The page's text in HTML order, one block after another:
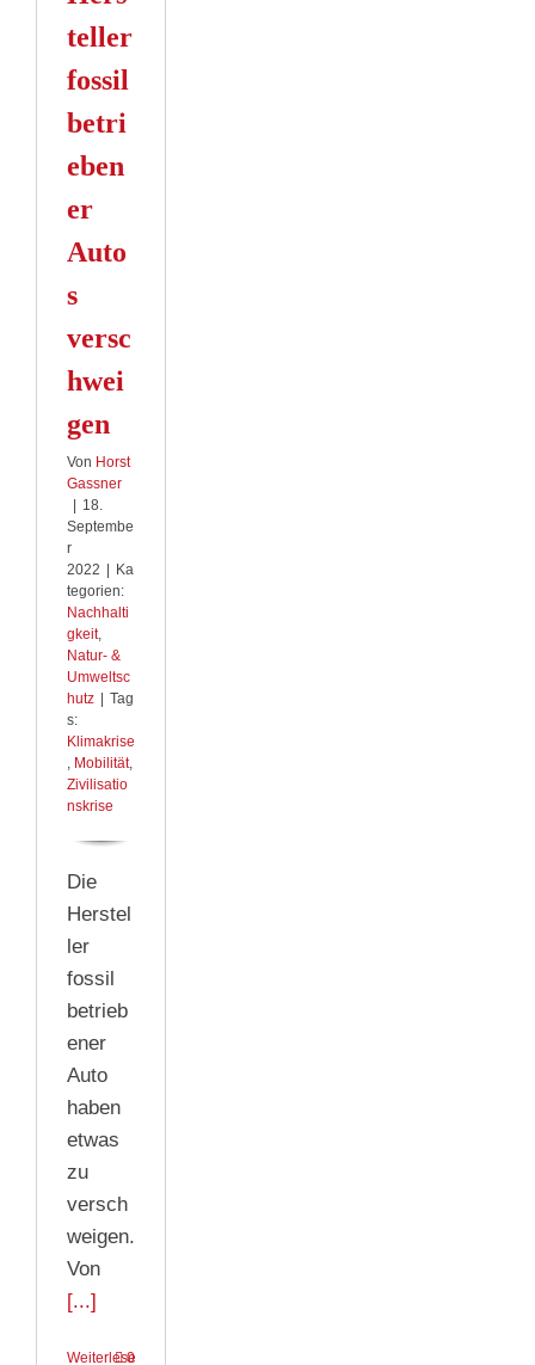
teller
fossil
betri
eben
er
Auto
s
versc
hwei
gen
Von Horst
Gassner
| 18.
Septembe
r
2022 | Ka
tegorien:
Nachhalti
gkeit,
Natur- &
Umweltsc
hutz | Tag
s:
Klimakrise
Mobilität,
Zivilisatio
nskrise
Die
Herstel
ler
fossil
betrieb
ener
Auto
haben
etwas
zu
versch
weigen.
Von
[...]
Weiterlesen
0